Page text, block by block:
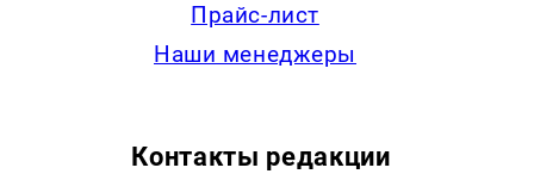
Прайс-лист
Наши менеджеры
Контакты редакции